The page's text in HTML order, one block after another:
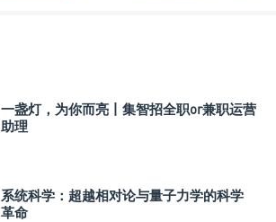
一盏灯，为你而亮丨集智招全职or兼职运营
助理
系统科学：超越相对论与量子力学的科学
革命